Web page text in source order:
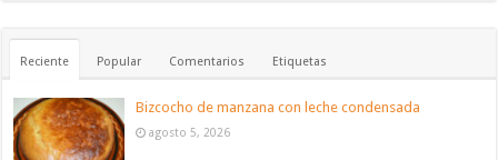
Reciente Popular Comentarios Etiquetas
Bizcocho de manzana con leche condensada
agosto 5, 2026